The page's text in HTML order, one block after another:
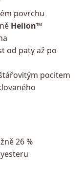
povrchu
Helion™
od paty až po
pocitem
26 %